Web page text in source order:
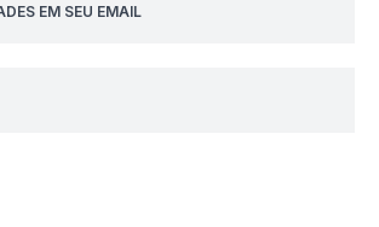
EM SEU EMAIL